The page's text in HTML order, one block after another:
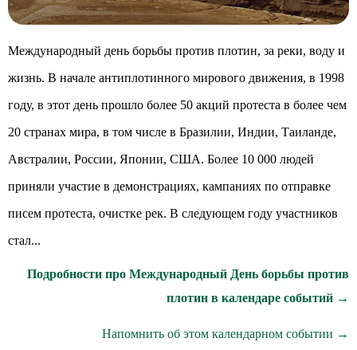
Международный день борьбы против плотин, за реки, воду и
жизнь. В начале антиплотинного мирового движения, в 1998
году, в этот день прошло более 50 акций протеста в более чем
20 странах мира, в том числе в Бразилии, Индии, Таиланде,
Австралии, России, Японии, США. Более 10 000 людей
приняли участие в демонстрациях, кампаниях по отправке
писем протеста, очистке рек. В следующем году участников
стал...
Подробности про Международный День борьбы против
плотин в календаре событий →
Напомнить об этом календарном событии →